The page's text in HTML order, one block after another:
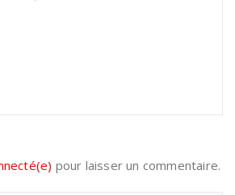
pour laisser un commentaire.